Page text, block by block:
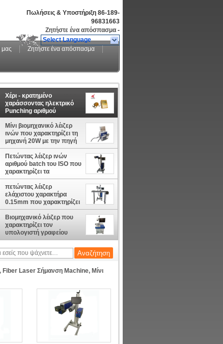
Πωλήσεις & Υποστήριξη 86-189-
96831663
Ζητήστε ένα απόσπασμα -
Select Language
μας Ζητήστε ένα απόσπασμα
Χέρι - κρατημένο
χαράσσοντας ηλεκτρικό
Punching αριθμού
σημαδιών μηχανών
χαρακτηρισμού στο
μέταλλο
Μίνι βιομηχανικό λέιζερ
ινών που χαρακτηρίζει τη
μηχανή 20W με την πηγή
λέιζερ Raycus
Πετώντας λέιζερ ινών
αριθμού batch του ISO που
χαρακτηρίζει τα
ευρωπαϊκά πρότυπα
μηχανών
πετώντας λέιζερ
ελάχιστου χαρακτήρα
0.15mm που χαρακτηρίζει
τη μηχανή 20 Watt για το
PVC
Βιομηχανικό λέιζερ που
χαρακτηρίζει τον
υπολογιστή γραφείου
μηχανών που
χαρακτηρίζει στο μέταλλο,
λέιζερ ινών που
Fiber Laser Σήμανση Machine, Μίνι